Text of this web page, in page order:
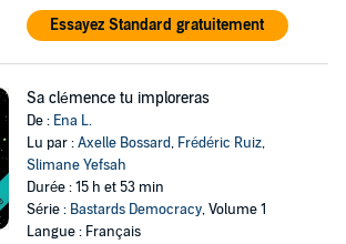
Essayez Standard gratuitement
Sa clémence tu imploreras
De : Ena L.
Lu par :Axelle Bossard, Frédéric Ruiz,
Slimane Yefsah
Durée : 15 h et 53 min
Série : Bastards Democracy, Volume 1
Langue : Français